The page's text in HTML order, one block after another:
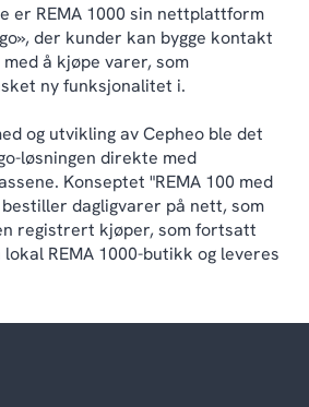
er REMA 1000 sin nettplattform
der kunder kan bygge kontakt
å kjøpe varer, som
ny funksjonalitet i.
og utvikling av Cepheo ble det
løsningen direkte med
Konseptet "REMA 100 med
dagligvarer på nett, som
registrert kjøper, som fortsatt
REMA 1000-butikk og leveres